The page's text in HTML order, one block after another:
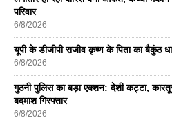
परिवार
6/8/2026
यूपी के डीजीपी राजीव कृष्ण के पिता का बैकुंठ
6/8/2026
गुठनी पुलिस का बड़ा एक्शन: देशी कट्टा,
बदमाश गिरफ्तार
6/8/2026